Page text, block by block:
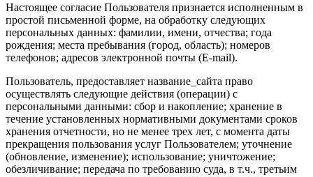
Настоящее согласие Пользователя признается исполненным в
простой письменной форме, на обработку следующих
персональных данных: фамилии, имени, отчества; года
рождения; места пребывания (город, область); номеров
телефонов; адресов электронной почты (E-mail).
Пользователь, предоставляет название_сайта право
осуществлять следующие действия (операции) с
персональными данными: сбор и накопление; хранение в
течение установленных нормативными документами сроков
хранения отчетности, но не менее трех лет, с момента даты
прекращения пользования услуг Пользователем; уточнение
(обновление, изменение); использование; уничтожение;
обезличивание; передача по требованию суда, в т.ч., третьим